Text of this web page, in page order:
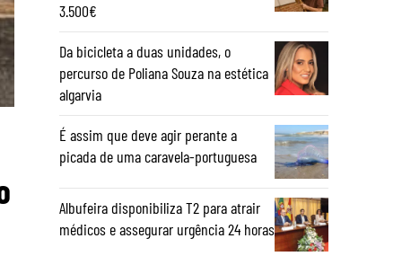
3.500€
Da bicicleta a duas unidades, o
percurso de Poliana Souza na estética
algarvia
É assim que deve agir perante a
picada de uma caravela-portuguesa
Albufeira disponibiliza T2 para atrair
médicos e assegurar urgência 24 horas